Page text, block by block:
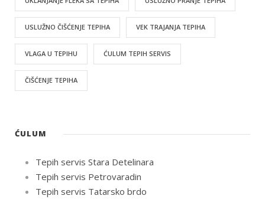
USLUŽNO ČIŠĆENJE TEPIHA VEK TRAJANJA TEPIHA
VLAGA U TEPIHU ĆULUM TEPIH SERVIS
ČIŠĆENJE TEPIHA
ĆULUM
Tepih servis Stara Detelinara
Tepih servis Petrovaradin
Tepih servis Tatarsko brdo